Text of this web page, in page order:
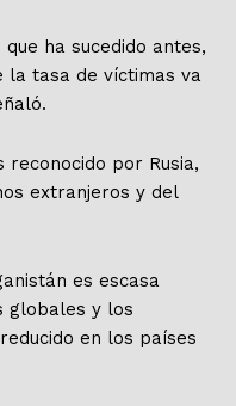
ha sucedido antes,
la tasa de víctimas va
por Rusia,
extranjeros y del
es escasa
globales y los
en los países